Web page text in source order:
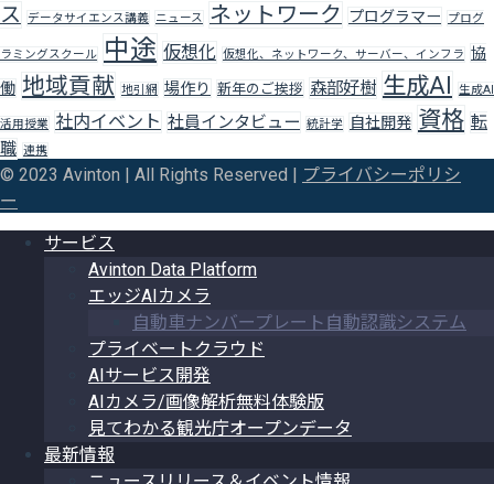
ス
データサイエンス講義 ニュース ネットワーク プログラマー プログ
ラミングスクール 中途 仮想化 仮想化、ネットワーク、サーバー、インフラ 協
働 地域貢献 地引網 場作り 新年のご挨拶 森部好樹 生成AI 生成AI
活用授業 社内イベント 社員インタビュー 統計学 自社開発 資格 転
職 連携
© 2023 Avinton | All Rights Reserved | プライバシーポリシ
ー
サービス
Avinton Data Platform
エッジAIカメラ
自動車ナンバープレート自動認識システム
プライベートクラウド
AIサービス開発
AIカメラ/画像解析無料体験版
見てわかる観光庁オープンデータ
最新情報